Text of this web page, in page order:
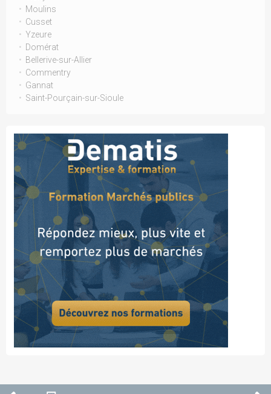
Moulins
Cusset
Yzeure
Domérat
Bellerive-sur-Allier
Commentry
Gannat
Saint-Pourçain-sur-Sioule